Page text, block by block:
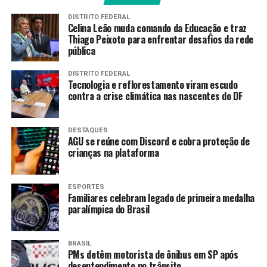
desta segunda-feira (26). De acordo com o edital do
processo seletivo, o prazo de dois dias termina às
23h59 de terça-feira (27), observando o horário de
Brasília.
Os eventuais pedidos de revisão das notas da discursiva
devem ser interpostos na área do candidato, com login e
senha da plataforma Gov.br.
O resultado dos pedidos de revisão das notas da prova
discursiva e o resultado definitivo da prova discursiva
serão divulgados em 18 de fevereiro.
CNU 2025
Segundo o Ministério da Gestão e da Inovação em
Serviços Públicos (MGI), dos mais de 42 mil aprovados
na primeira fase e, portanto, habilitados para fazer
prova discursiva, cerca de 8,5 mil não compareceram a
DISTRITO FEDERAL
Celina Leão muda comando da Educação e traz
Thiago Peixoto para enfrentar desafios da rede
pública
DISTRITO FEDERAL
Tecnologia e reflorestamento viram escudo
contra a crise climática nas nascentes do DF
DESTAQUES
AGU se reúne com Discord e cobra proteção de
crianças na plataforma
ESPORTES
Familiares celebram legado de primeira medalha
paralímpica do Brasil
BRASIL
PMs detêm motorista de ônibus em SP após